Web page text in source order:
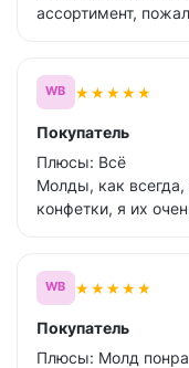
ассортимент,
WB ★★★★★
Покупатель
Плюсы: Всё
Молды, как
конфетки, я их
WB ★★★★★
Покупатель
Плюсы: Молд